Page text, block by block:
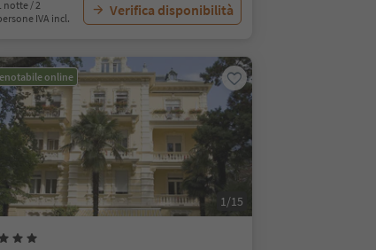
notte / 2
IVA incl.
Verifica disponibilità
online
1/15